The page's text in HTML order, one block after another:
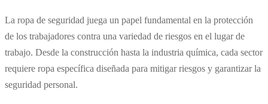
La ropa de seguridad juega un papel fundamental en la protección
de los trabajadores contra una variedad de riesgos en el lugar de
trabajo. Desde la construcción hasta la industria química, cada sector
requiere ropa específica diseñada para mitigar riesgos y garantizar la
seguridad personal.